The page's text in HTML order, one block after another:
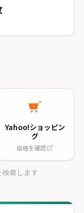
Yahoo!ショッピン
グ
価格を確認
検索します